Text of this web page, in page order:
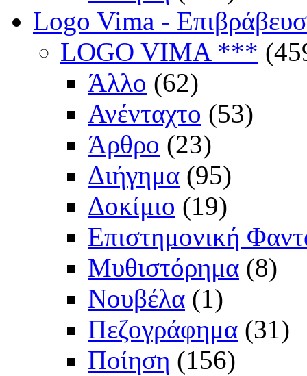
Logo Vima -
LOGO VIMA ***
Άλλο (62)
Ανένταχτο (53)
Άρθρο (23)
Διήγημα (95)
Δοκίμιο (19)
Επιστημονική
Μυθιστόρημα (8)
Νουβέλα (1)
Πεζογράφημα (31)
Ποίηση (156)